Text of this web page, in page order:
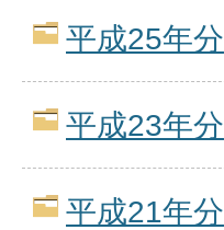
平成25年分
平成23年分
平成21年分